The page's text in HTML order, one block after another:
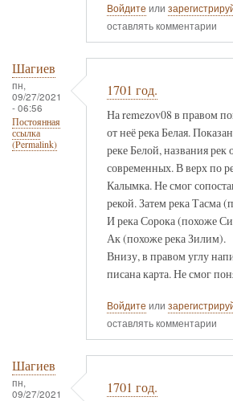
Войдите или
оставлять комментарии
Шагиев
пн,
09/27/2021
- 06:56
Постоянная
ссылка
(Permalink)
1701 год.
На remezov08 в правом
от неё река Белая.
реке Белой, названия рек
современных. В верх по
Калымка. Не смог
рекой. Затем река Тасма
И река Сорока (похоже
Ак (похоже река Зилим).
Внизу, в правом углу
писана карта. Не смог
Войдите или
оставлять комментарии
Шагиев
пн,
09/27/2021
1701 год.